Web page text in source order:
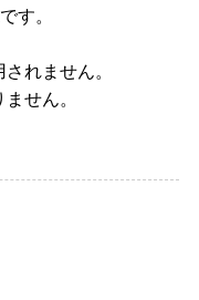
す。
れません。
せん。